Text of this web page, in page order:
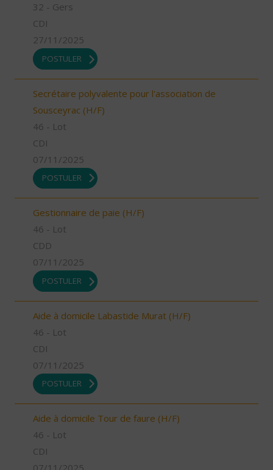
32 - Gers
CDI
27/11/2025
POSTULER
Secrétaire polyvalente pour l'association de
Sousceyrac (H/F)
46 - Lot
CDI
07/11/2025
POSTULER
Gestionnaire de paie (H/F)
46 - Lot
CDD
07/11/2025
POSTULER
Aide à domicile Labastide Murat (H/F)
46 - Lot
CDI
07/11/2025
POSTULER
Aide à domicile Tour de faure (H/F)
46 - Lot
CDI